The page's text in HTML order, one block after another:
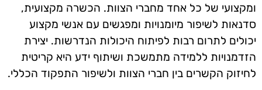
ומקצועי של כל אחד מחברי הצוות. הכשרה מקצועית,
סדנאות לשיפור מיומנויות ומפגשים עם אנשי מקצוע
יכולים לתרום רבות לפיתוח היכולות הנדרשות. יצירת
הזדמנויות ללמידה מתמשכת ושיתוף ידע היא קריטית
לחיזוק הקשרים בין חברי הצוות ולשיפור התפקוד הכללי.